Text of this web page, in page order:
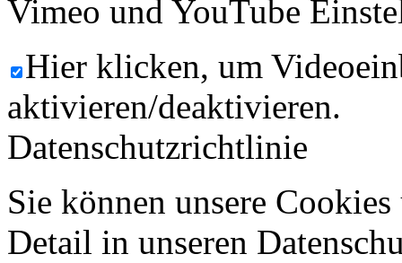
Vimeo und YouTube
Hier klicken, um
aktivieren/deaktivieren.
Datenschutzrichtlinie
Sie können unsere
Detail in unseren